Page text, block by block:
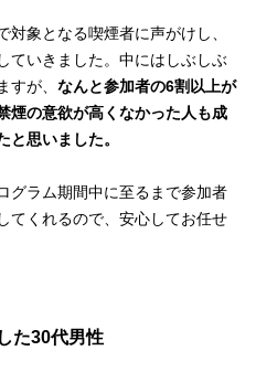
象となる喫煙者に声がけし、
ていきました。中にはしぶしぶ
すが、 なんと参加者の6割以上が
煙の意欲が高くなかった人も成
思いました。
グラム期間中に至るまで参加者
てくれるので、安心してお任せ
た30代男性